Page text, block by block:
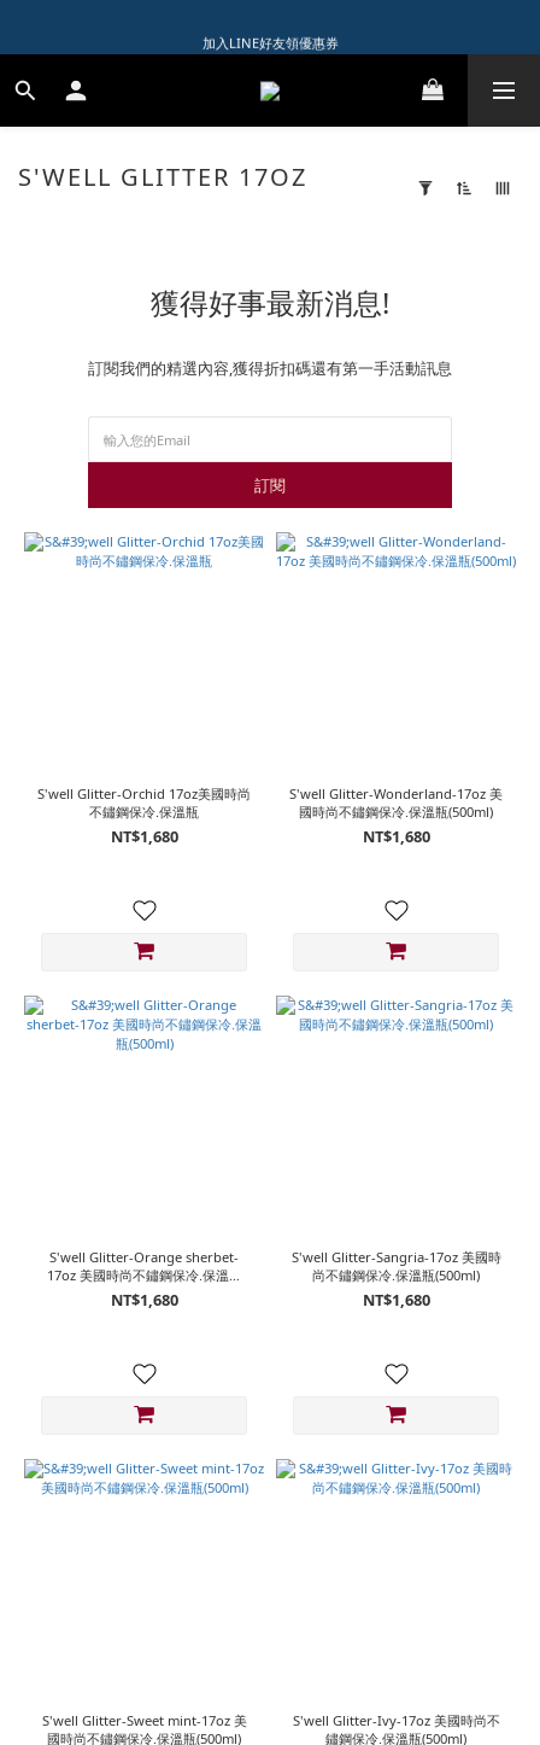
1️⃣ 加入會員送$150購物金
~
S'WELL GLITTER 17OZ
獲得好事最新消息!
訂閱我們的精選內容,獲得折扣碼還有第一手活動訊息
訂閱
S'well Glitter-Orchid 17oz美國時尚
不鏽鋼保冷.保溫瓶
NT$1,680
S'well Glitter-Wonderland-17oz 美
國時尚不鏽鋼保冷.保溫瓶(500ml)
NT$1,680
S'well Glitter-Orange sherbet-
17oz 美國時尚不鏽鋼保冷.保溫瓶
(500ml)
NT$1,680
S'well Glitter-Sangria-17oz 美國時
尚不鏽鋼保冷.保溫瓶(500ml)
NT$1,680
S'well Glitter-Sweet mint-17oz 美
國時尚不鏽鋼保冷.保溫瓶(500ml)
S'well Glitter-Ivy-17oz 美國時尚不
鏽鋼保冷.保溫瓶(500ml)